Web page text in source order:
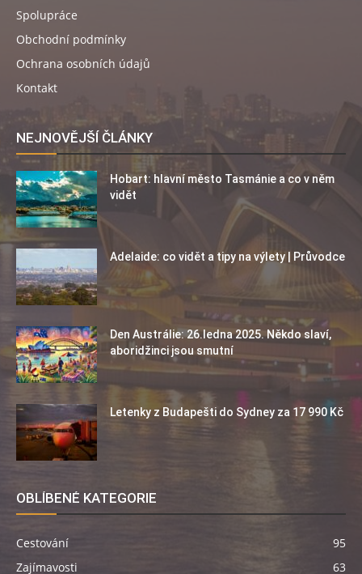
Spolupráce
Obchodní podmínky
Ochrana osobních údajů
Kontakt
NEJNOVĚJŠÍ ČLÁNKY
Hobart: hlavní město Tasmánie a co v něm
vidět
Adelaide: co vidět a tipy na výlety | Průvodce
Den Austrálie: 26.ledna 2025. Někdo slaví,
aboridžinci jsou smutní
Letenky z Budapešti do Sydney za 17 990 Kč
OBLÍBENÉ KATEGORIE
Cestování
95
Zajímavosti
63